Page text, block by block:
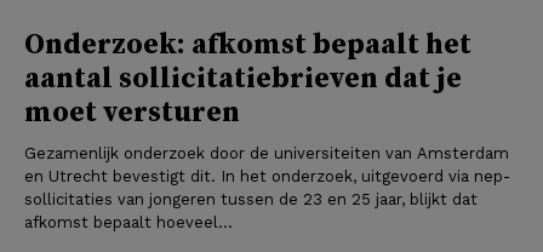
Onderzoek: afkomst bepaalt het
aantal sollicitatiebrieven dat je
moet versturen
Gezamenlijk onderzoek door de universiteiten van Amsterdam
en Utrecht bevestigt dit. In het onderzoek, uitgevoerd via nep-
sollicitaties van jongeren tussen de 23 en 25 jaar, blijkt dat
afkomst bepaalt hoeveel...